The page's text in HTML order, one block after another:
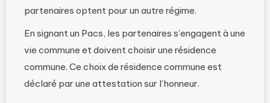
partenaires optent pour un autre régime.
En signant un Pacs, les partenaires s’engagent à une
vie commune et doivent choisir une résidence
commune. Ce choix de résidence commune est
déclaré par une attestation sur l’honneur.